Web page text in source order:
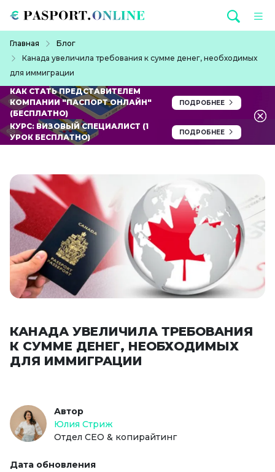
Главная
Блог
Канада увеличила требования к сумме денег, необходимых
для иммиграции
КАК СТАТЬ ПРЕДСТАВИТЕЛЕМ
КОМПАНИИ "ПАСПОРТ ОНЛАЙН"
(БЕСПЛАТНО)
ПОДРОБНЕЕ
КУРС: ВИЗОВЫЙ СПЕЦИАЛИСТ (1
УРОК БЕСПЛАТНО)
ПОДРОБНЕЕ
КАНАДА УВЕЛИЧИЛА ТРЕБОВАНИЯ
К СУММЕ ДЕНЕГ, НЕОБХОДИМЫХ
ДЛЯ ИММИГРАЦИИ
Автор
Юлия Стриж
Отдел СЕО & копирайтинг
Дата обновления